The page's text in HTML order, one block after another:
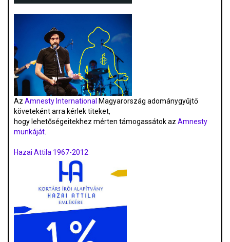
Az Amnesty International Magyarország adománygyűjtő
követeként arra kérlek titeket,
hogy lehetőségeitekhez mérten támogassátok az Amnesty
munkáját.
Hazai Attila 1967-2012